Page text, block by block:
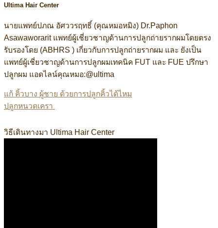
Ultima Hair Center
นายแพทย์ปภณ อัศววรฤทธิ์ (คุณหมอหมิง) Dr.Paphon
Asawaworarit แพทย์ผู้เชี่ยวชาญด้านการปลูกถ่ายรากผมโดยตรง
รับรองโดย (ABHRS ) เกี่ยวกับการปลูกถ่ายรากผม และ ยังเป็น
แพทย์ผู้เชี่ยวชาญด้านการปลูกผมเทคนิค FUT และ FUE ปรึกษา
ปลูกผม แอดไลน์คุณหมอ:@ultima
แก้ คิ้วบาง ผู้ชาย ด้วยการปลูกคิ้วได้ไหม
ปลูกหนวดเครา
วิธีเดินทางมา Ultima Hair Center